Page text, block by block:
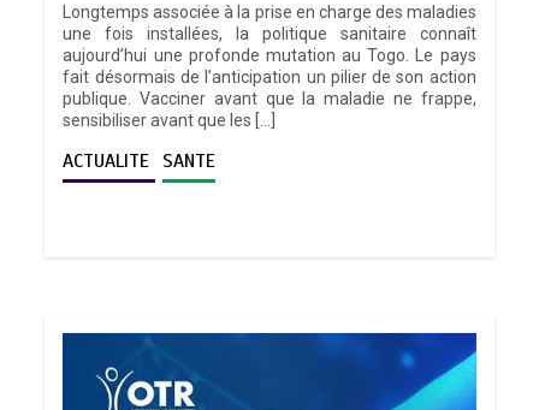
Longtemps associée à la prise en charge des maladies
une fois installées, la politique sanitaire connaît
aujourd’hui une profonde mutation au Togo. Le pays
fait désormais de l’anticipation un pilier de son action
publique. Vacciner avant que la maladie ne frappe,
sensibiliser avant que les […]
ACTUALITE SANTE